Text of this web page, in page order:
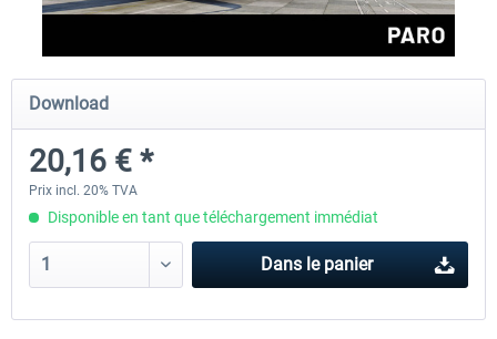
Aerosoft Mt. Everest Airports Vol. 1 -
10,03 € *
Aerosoft Mt. Everest Airports
Download
20,16 € *
Prix incl. 20% TVA
Disponible en tant que téléchargement immédiat
Dans le panier